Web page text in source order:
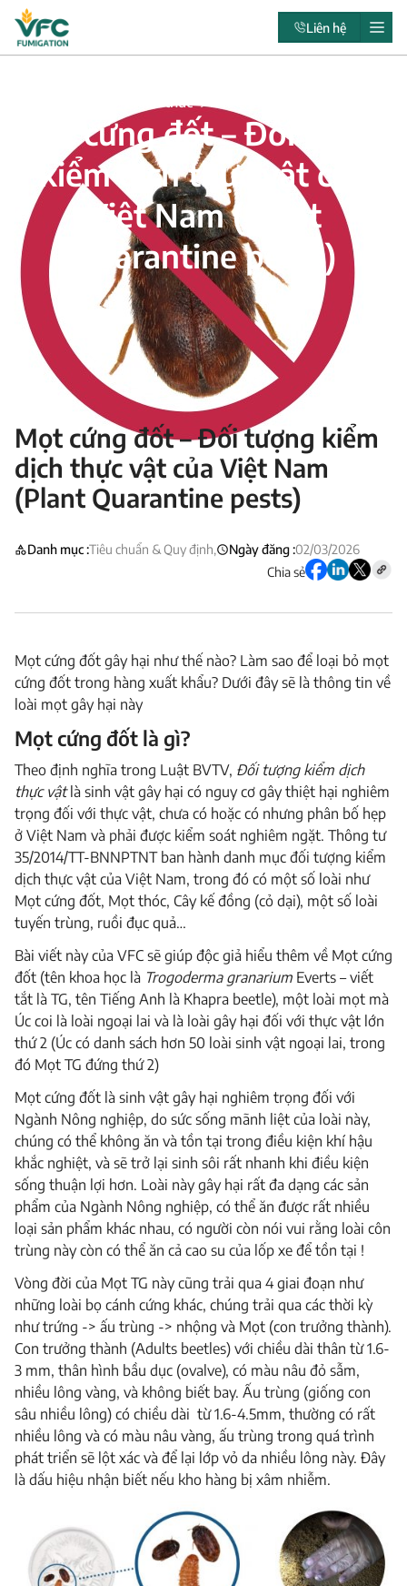
Liên hệ
Kiến thức Tiêu chuẩn & Quy định
Mọt cứng đốt – Đối tượng
kiểm dịch thực vật của
Việt Nam (Plant
Quarantine pests)
Mọt cứng đốt – Đối tượng kiểm
dịch thực vật của Việt Nam
(Plant Quarantine pests)
Danh mục :Tiêu chuẩn & Quy định, Ngày đăng :02/03/2026
Chia sẻ
Mọt cứng đốt gây hại như thế nào? Làm sao để loại bỏ mọt
cứng đốt trong hàng xuất khẩu? Dưới đây sẽ là thông tin về
loài mọt gây hại này
Mọt cứng đốt là gì?
Theo định nghĩa trong Luật BVTV, Ðối tượng kiểm dịch
thực vật là sinh vật gây hại có nguy cơ gây thiệt hại nghiêm
trọng đối với thực vật, chưa có hoặc có nhưng phân bố hẹp
ở Việt Nam và phải được kiểm soát nghiêm ngặt. Thông tư
35/2014/TT-BNNPTNT ban hành danh mục đối tượng kiểm
dịch thực vật của Việt Nam, trong đó có một số loài như
Mọt cứng đốt, Mọt thóc, Cây kế đồng (cỏ dại), một số loài
tuyến trùng, ruồi đục quả…
Bài viết này của VFC sẽ giúp độc giả hiểu thêm về Mọt cứng
đốt (tên khoa học là Trogoderma granarium Everts – viết
tắt là TG, tên Tiếng Anh là Khapra beetle), một loài mọt mà
Úc coi là loài ngoại lai và là loài gây hại đối với thực vật lớn
thứ 2 (Úc có danh sách hơn 50 loài sinh vật ngoại lai, trong
đó Mọt TG đứng thứ 2)
Mọt cứng đốt là sinh vật gây hại nghiêm trọng đối với
Ngành Nông nghiệp, do sức sống mãnh liệt của loài này,
chúng có thể không ăn và tồn tại trong điều kiện khí hậu
khắc nghiệt, và sẽ trở lại sinh sôi rất nhanh khi điều kiện
sống thuận lợi hơn. Loài này gây hại rất đa dạng các sản
phẩm của Ngành Nông nghiệp, có thể ăn được rất nhiều
loại sản phẩm khác nhau, có người còn nói vui rằng loài côn
trùng này còn có thể ăn cả cao su của lốp xe để tồn tại !
Vòng đời của Mọt TG này cũng trải qua 4 giai đoạn như
những loài bọ cánh cứng khác, chúng trải qua các thời kỳ
như trứng -> ấu trùng -> nhộng và Mọt (con trưởng thành).
Con trưởng thành (Adults beetles) với chiều dài thân từ 1.6-
3 mm, thân hình bầu dục (ovalve), có màu nâu đỏ sẫm,
nhiều lông vàng, và không biết bay. Ấu trùng (giống con
sâu nhiều lông) có chiều dài từ 1.6-4.5mm, thường có rất
nhiều lông và có màu nâu vàng, ấu trùng trong quá trình
phát triển sẽ lột xác và để lại lớp vỏ da nhiều lông này. Đây
là dấu hiệu nhận biết nếu kho hàng bị xâm nhiễm.